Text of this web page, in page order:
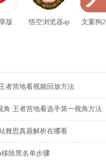
版 悟空浏览器ap 文案狗
者营地看视频回放方法
角 王者营地看选手第一视角方法
雅思真题解析在哪看
移除黑名单步骤